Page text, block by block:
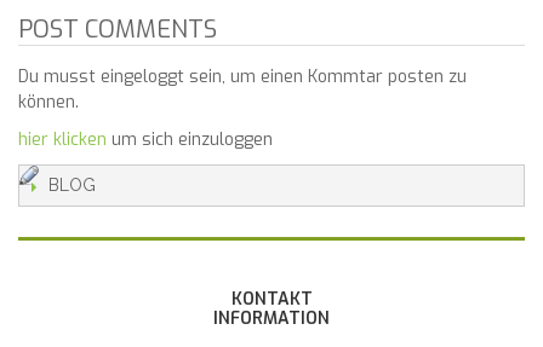
POST COMMENTS
Du musst eingeloggt sein, um einen Kommtar posten zu
können.
hier klicken um sich einzuloggen
BLOG
KONTAKT
INFORMATION